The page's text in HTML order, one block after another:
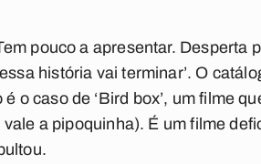
pouco a apresentar.
história vai terminar’. O
o caso de ‘Bird box’, um filme
a pipoquinha). É um filme